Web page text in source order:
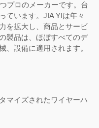
プロのメーカーです。台
ています。JIA YIは年々
を拡大し、商品とサービ
製品は、ほぼすべてのデ
、設備に適用されます。
マイズされたワイヤーハ